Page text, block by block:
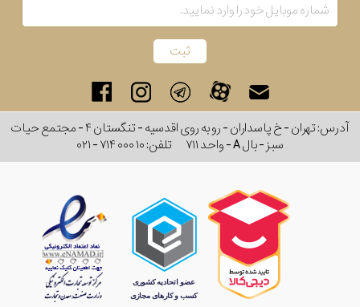
بکاررفته
آدرس: تهران - خ پاسداران - رو به روی اقدسیه - تنگستان ۴ - مجتمع حیات
سبز - بال A - واحد ۷۱۱
تلفن:۰۲۱ - ۷۱۴ ۰۰۰ ۱۰